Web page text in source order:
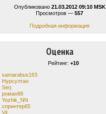
Опубликовано 21.03.2012 09:10 MSK
Просмотров — 557
Подробная информация
Оценка
Рейтинг: +10
samarabus163
Нурсултан
Serj
роман88
Yozhik_NN
спринтер85
Vil